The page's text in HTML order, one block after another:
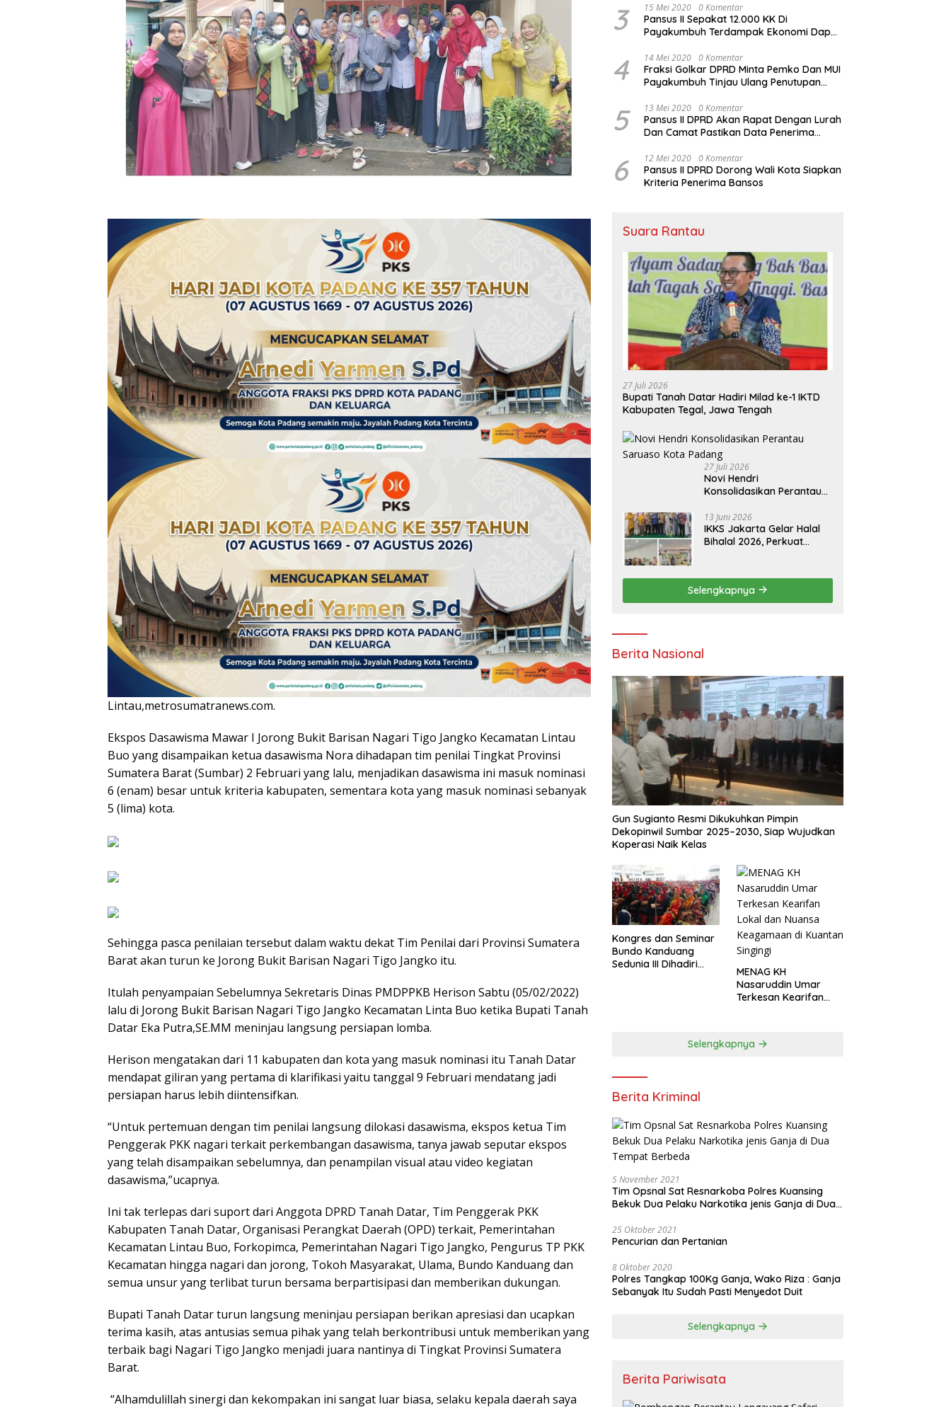
Lintau,metrosumatranews.com.
Ekspos Dasawisma Mawar I Jorong Bukit Barisan Nagari Tigo Jangko Kecamatan Lintau
Buo yang disampaikan ketua dasawisma Nora dihadapan tim penilai Tingkat Provinsi
Sumatera Barat (Sumbar) 2 Februari yang lalu, menjadikan dasawisma ini masuk nominasi
6 (enam) besar untuk kriteria kabupaten, sementara kota yang masuk nominasi sebanyak
5 (lima) kota.
Sehingga pasca penilaian tersebut dalam waktu dekat Tim Penilai dari Provinsi Sumatera
Barat akan turun ke Jorong Bukit Barisan Nagari Tigo Jangko itu.
Itulah penyampaian Sebelumnya Sekretaris Dinas PMDPPKB Herison Sabtu (05/02/2022)
lalu di Jorong Bukit Barisan Nagari Tigo Jangko Kecamatan Linta Buo ketika Bupati Tanah
Datar Eka Putra,SE.MM meninjau langsung persiapan lomba.
Herison mengatakan dari 11 kabupaten dan kota yang masuk nominasi itu Tanah Datar
mendapat giliran yang pertama di klarifikasi yaitu tanggal 9 Februari mendatang jadi
persiapan harus lebih diintensifkan.
“Untuk pertemuan dengan tim penilai langsung dilokasi dasawisma, ekspos ketua Tim
Penggerak PKK nagari terkait perkembangan dasawisma, tanya jawab seputar ekspos
yang telah disampaikan sebelumnya, dan penampilan visual atau video kegiatan
dasawisma,”ucapnya.
Ini tak terlepas dari suport dari Anggota DPRD Tanah Datar, Tim Penggerak PKK
Kabupaten Tanah Datar, Organisasi Perangkat Daerah (OPD) terkait, Pemerintahan
Kecamatan Lintau Buo, Forkopimca, Pemerintahan Nagari Tigo Jangko, Pengurus TP PKK
Kecamatan hingga nagari dan jorong, Tokoh Masyarakat, Ulama, Bundo Kanduang dan
semua unsur yang terlibat turun bersama berpartisipasi dan memberikan dukungan.
Bupati Tanah Datar turun langsung meninjau persiapan berikan apresiasi dan ucapkan
terima kasih, atas antusias semua pihak yang telah berkontribusi untuk memberikan yang
terbaik bagi Nagari Tigo Jangko menjadi juara nantinya di Tingkat Provinsi Sumatera
Barat.
“Alhamdulillah sinergi dan kekompakan ini sangat luar biasa, selaku kepala daerah saya
3 15 Mei 2020 0 Komentar
Pansus II Sepakat 12.000 KK Di
Payakumbuh Terdampak Ekonomi Dapat
4 14 Mei 2020 0 Komentar
Fraksi Golkar DPRD Minta Pemko Dan MUI
Payakumbuh Tinjau Ulang Penutupan
5 13 Mei 2020 0 Komentar
Pansus II DPRD Akan Rapat Dengan Lurah
Dan Camat Pastikan Data Penerima
6 12 Mei 2020 0 Komentar
Pansus II DPRD Dorong Wali Kota Siapkan
Kriteria Penerima Bansos
Suara Rantau
27 Juli 2026
Bupati Tanah Datar Hadiri Milad ke-1 IKTD
Kabupaten Tegal, Jawa Tengah
27 Juli 2026
Novi Hendri
Konsolidasikan Perantau
13 Juni 2026
IKKS Jakarta Gelar Halal
Bihalal 2026, Perkuat
Warga Kuansing
Selengkapnya
Berita Nasional
Gun Sugianto Resmi Dikukuhkan Pimpin
Dekopinwil Sumbar 2025–2030, Siap Wujudkan
Koperasi Naik Kelas
Kongres dan Seminar
Bundo Kanduang
Sedunia III Dihadiri
MENAG KH
Nasaruddin Umar
Terkesan Kearifan
Selengkapnya
Berita Kriminal
5 November 2021
Tim Opsnal Sat Resnarkoba Polres Kuansing
Bekuk Dua Pelaku Narkotika jenis Ganja di Dua
25 Oktober 2021
Pencurian dan Pertanian
8 Oktober 2020
Polres Tangkap 100Kg Ganja, Wako Riza : Ganja
Sebanyak Itu Sudah Pasti Menyedot Duit
Selengkapnya
Berita Pariwisata